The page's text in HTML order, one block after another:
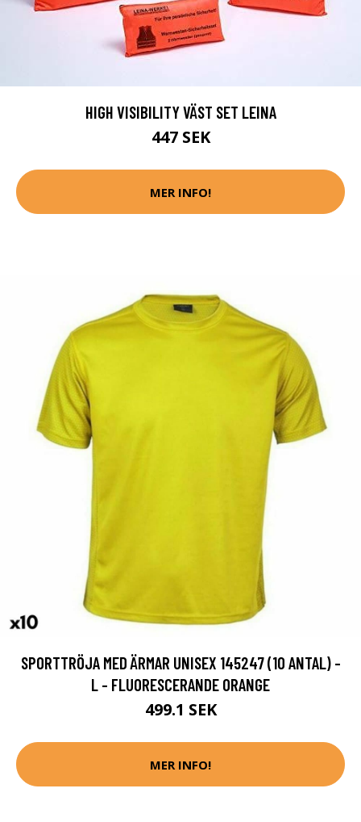
HIGH VISIBILITY VÄST SET LEINA
447 SEK
MER INFO!
SPORTTRÖJA MED ÄRMAR UNISEX 145247 (10 ANTAL) -
L - FLUORESCERANDE ORANGE
499.1 SEK
MER INFO!